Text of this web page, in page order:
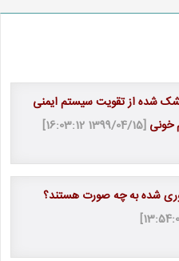
شده از تقویت سیستم ایمنی
خونی [1399/04/15 16:03:12]
‌شده به چه صورت هستند؟